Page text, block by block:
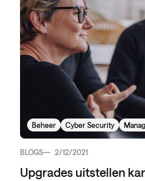
Beheer Cyber Security
BLOGS 2/12/2021
Upgrades uitstellen